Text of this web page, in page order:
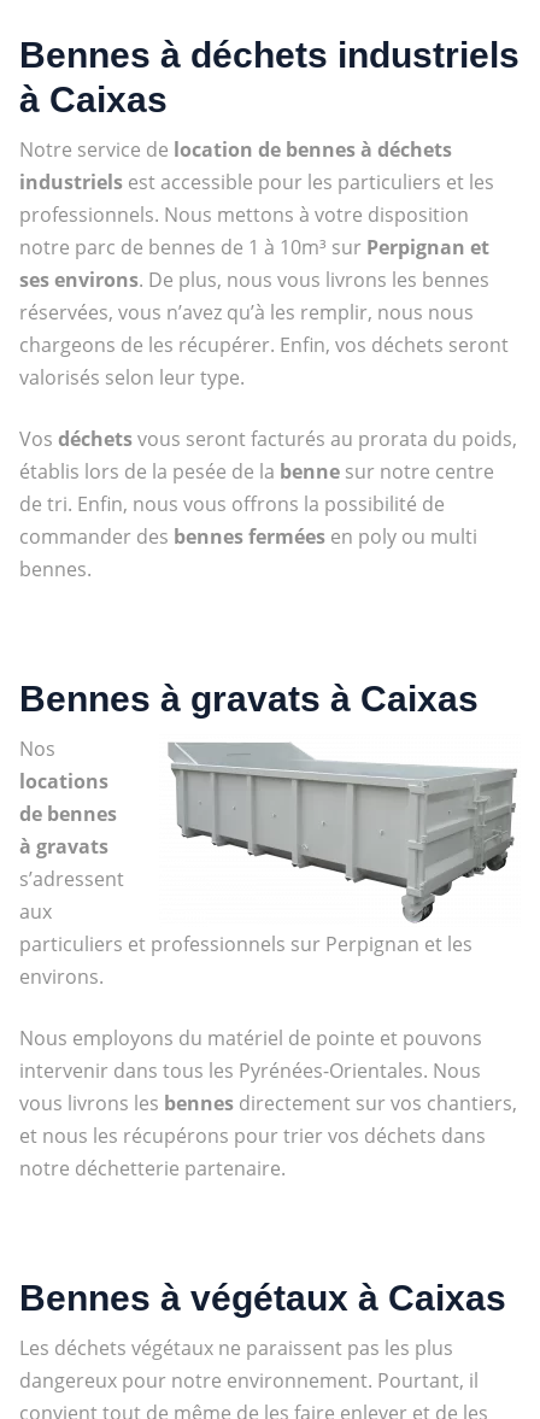
Bennes à déchets industriels
à Caixas
Notre service de location de bennes à déchets
industrielsest accessible pour les particuliers et les
professionnels. Nous mettons à votre disposition
notre parc de bennes de 1 à 10m³ sur Perpignan et
ses environs. De plus, nous vous livrons les bennes
réservées, vous n’avez qu’à les remplir, nous nous
chargeons de les récupérer. Enfin, vos déchets seront
valorisés selon leur type.
Vos déchetsvous seront facturés au prorata du poids,
établis lors de la pesée de la bennesur notre centre
de tri. Enfin, nous vous offrons la possibilité de
commander des bennes ferméesen poly ou multi
bennes.
Bennes à gravats à Caixas
Nos
locations
de bennes
à gravats
s’adressent
aux
particuliers et professionnels sur Perpignan et les
environs.
Nous employons du matériel de pointe et pouvons
intervenir dans tous les Pyrénées-Orientales. Nous
vous livrons les bennesdirectement sur vos chantiers,
et nous les récupérons pour trier vos déchets dans
notre déchetterie partenaire.
Bennes à végétaux à Caixas
Les déchets végétaux ne paraissent pas les plus
dangereux pour notre environnement. Pourtant, il
convient tout de même de les faire enlever et de les